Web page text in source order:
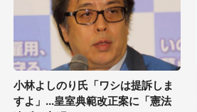
小林よしのり氏「ワシは提訴しま
すよ」...皇室典範改正案に「憲法